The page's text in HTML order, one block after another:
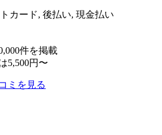
カード, 後払い, 現金払い
件を掲載
5,500円〜
ミを見る